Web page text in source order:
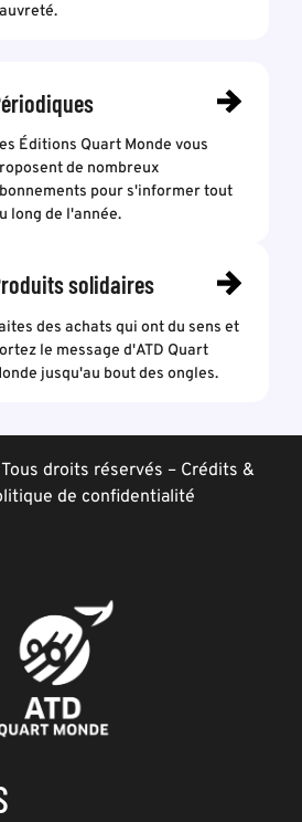
Éditions Quart Monde vous
de nombreux
pour s'informer tout
long de l'année.
solidaires
des achats qui ont du sens et
le message d'ATD Quart
jusqu'au bout des ongles.
droits réservés – Crédits &
de confidentialité